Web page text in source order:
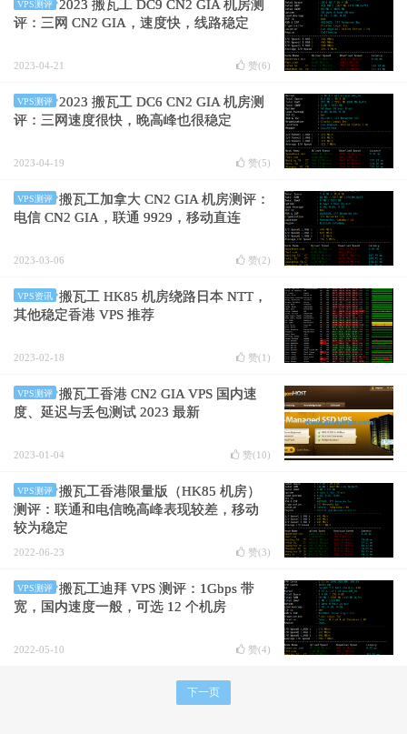
VPS测评
2023 搬瓦工 DC9 CN2 GIA 机房测
评：三网 CN2 GIA，速度快，线路稳定
2023-04-21 赞(6)
VPS测评
2023 搬瓦工 DC6 CN2 GIA 机房测
评：三网速度很快，晚高峰也很稳定
2023-04-19 赞(5)
VPS测评
搬瓦工加拿大 CN2 GIA 机房测评：
电信 CN2 GIA，联通 9929，移动直连
2023-03-06 赞(2)
VPS资讯
搬瓦工 HK85 机房绕路日本 NTT，
其他稳定香港 VPS 推荐
2023-02-18 赞(1 )
VPS测评
搬瓦工香港 CN2 GIA VPS 国内速
度、延迟与丢包测试 2023 最新
2023-01-04 赞(10)
VPS测评
搬瓦工香港限量版（HK85 机房）
测评：联通和电信晚高峰表现较差，移动
较为稳定
2022-06-23 赞(3)
VPS测评
搬瓦工迪拜 VPS 测评：1Gbps 带
宽，国内速度一般，可选 12 个机房
2022-05-10 赞(4)
下一页